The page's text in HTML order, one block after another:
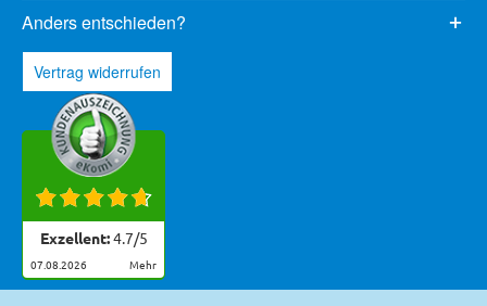
Anders entschieden?
Vertrag widerrufen
Exzellent:4.7/5
07.08.2026 mehr